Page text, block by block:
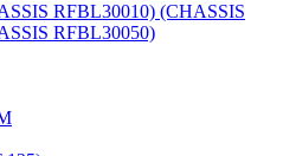
RFBL30010) (CHASSIS
RFBL30050)